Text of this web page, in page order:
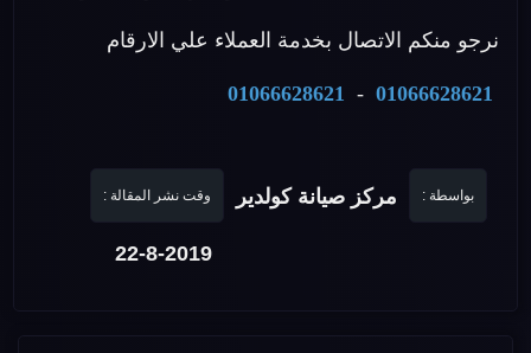
نرجو منكم الاتصال بخدمة العملاء علي الارقام
01066628621
-
01066628621
بواسطة : مركز صيانة كولدير وقت نشر المقالة :
22-8-2019